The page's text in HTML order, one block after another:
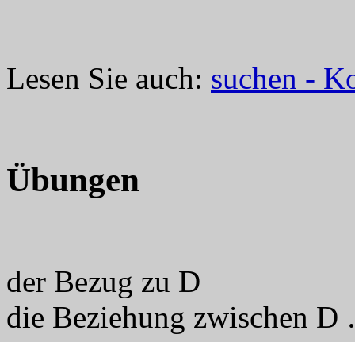
Lesen Sie auch: suchen -
Übungen
der Bezug zu D
die Beziehung zwischen